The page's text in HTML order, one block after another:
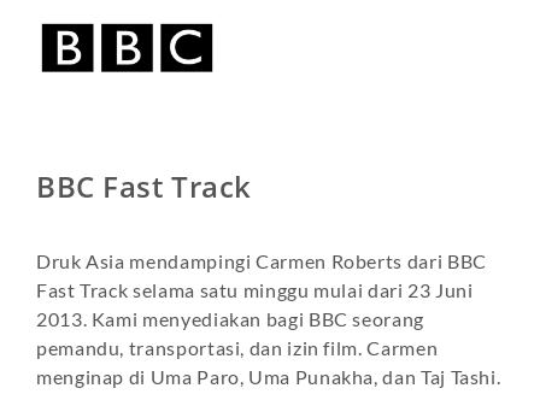
BBC Fast Track
Druk Asia mendampingi Carmen Roberts dari BBC
Fast Track selama satu minggu mulai dari 23 Juni
2013. Kami menyediakan bagi BBC seorang
pemandu, transportasi, dan izin film. Carmen
menginap di Uma Paro, Uma Punakha, dan Taj Tashi.